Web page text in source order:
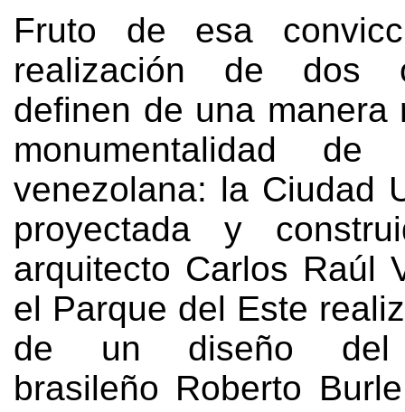
Fruto de esa
realización de dos
definen de una manera
monumentalidad
venezolana: la Ciudad
proyectada y
arquitecto Carlos Raúl
el Parque del Este
de un diseño del
brasileño Roberto